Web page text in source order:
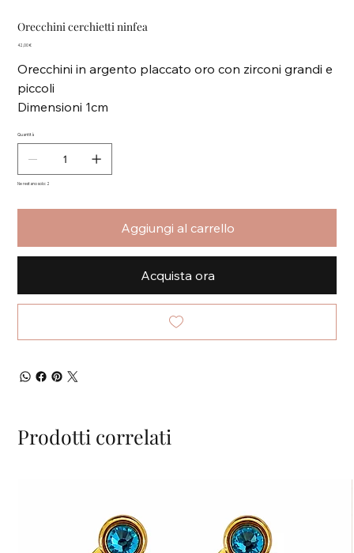
Orecchini cerchietti ninfea
Prezzo
42,00 €
Orecchini in argento placcato oro con zirconi grandi e
piccoli
Dimensioni 1cm
Quantità
Ne restano solo: 2
Aggiungi al carrello
Acquista ora
Prodotti correlati